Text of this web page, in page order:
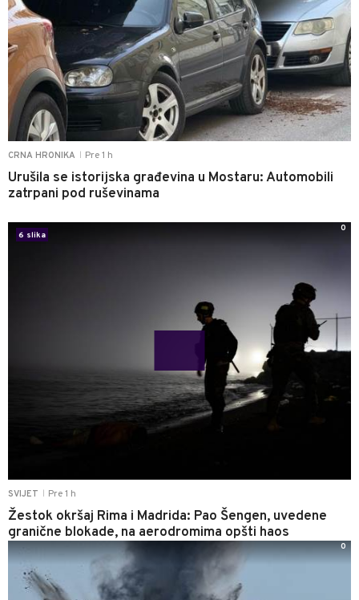
CRNA HRONIKA Pre 1 h
Urušila se istorijska građevina u Mostaru: Automobili
zatrpani pod ruševinama
SVIJET Pre 1 h
Žestok okršaj Rima i Madrida: Pao Šengen, uvedene
granične blokade, na aerodromima opšti haos
6 slika
0
0